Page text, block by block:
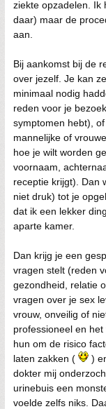
ziekte opzadelen. Ik
daar) maar de
aan.
Bij aankomst bij de
over jezelf. Je kan
minimaal nodig
reden voor je
symptomen hebt),
mannelijke of
hoe je wilt worden
voornaam,
receptie krijgt). Dan
niet druk) tot je
dat ik een lekker
aparte kamer.
Dan krijg je een
vragen stelt (reden
gezondheid, relatie
vragen over je sex
vrouw, onveilig of
professioneel en
hun om de risico
laten zakken (
)
dokter mij
urinebuis een
voelde zelfs niks.